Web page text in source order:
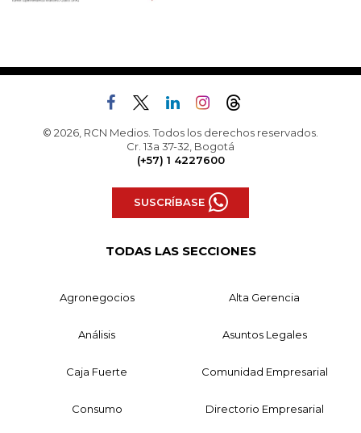
© 2026, RCN Medios. Todos los derechos reservados.
Cr. 13a 37-32, Bogotá
(+57) 1 4227600
SUSCRÍBASE
TODAS LAS SECCIONES
Agronegocios Alta Gerencia
Análisis Asuntos Legales
Caja Fuerte Comunidad Empresarial
Consumo Directorio Empresarial